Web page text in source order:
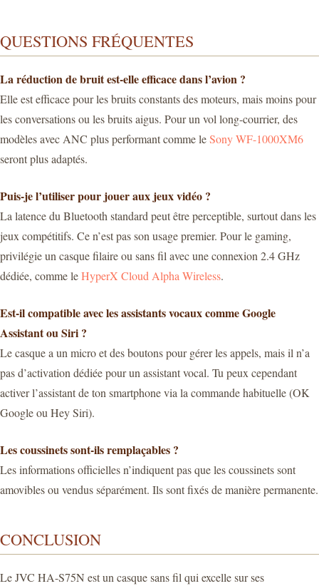
QUESTIONS FRÉQUENTES
La réduction de bruit est-elle efficace dans l’avion ?
Elle est efficace pour les bruits constants des moteurs, mais moins pour
les conversations ou les bruits aigus. Pour un vol long-courrier, des
modèles avec ANC plus performant comme leSony WF-1000XM6
seront plus adaptés.
Puis-je l’utiliser pour jouer aux jeux vidéo ?
La latence du Bluetooth standard peut être perceptible, surtout dans les
jeux compétitifs. Ce n’est pas son usage premier. Pour le gaming,
privilégie un casque filaire ou sans fil avec une connexion 2.4 GHz
dédiée, comme leHyperX Cloud Alpha Wireless.
Est-il compatible avec les assistants vocaux comme Google
Assistant ou Siri ?
Le casque a un micro et des boutons pour gérer les appels, mais il n’a
pas d’activation dédiée pour un assistant vocal. Tu peux cependant
activer l’assistant de ton smartphone via la commande habituelle (OK
Google ou Hey Siri).
Les coussinets sont-ils remplaçables ?
Les informations officielles n’indiquent pas que les coussinets sont
amovibles ou vendus séparément. Ils sont fixés de manière permanente.
CONCLUSION
Le JVC HA-S75N est un casque sans fil qui excelle sur ses